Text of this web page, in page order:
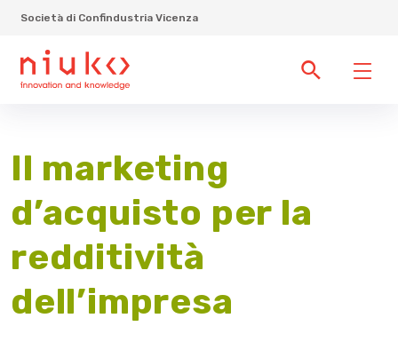
Società di Confindustria Vicenza
Il marketing
d’acquisto per la
redditività
dell’impresa